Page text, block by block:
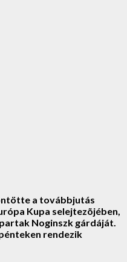
a továbbjutás
Kupa selejtezõjében,
Noginszk gárdáját.
rendezik